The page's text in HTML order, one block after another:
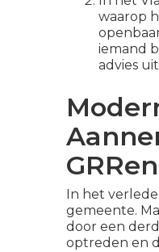
waarop
iemand
advies
In het
gemeente.
door een
optreden en